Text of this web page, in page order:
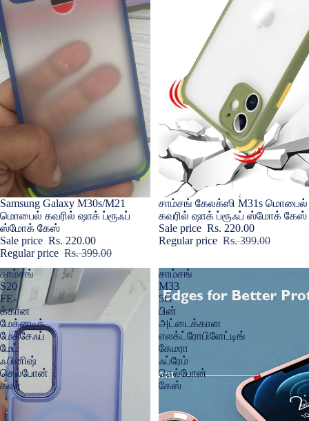
Sale
Samsung Galaxy M30s/M21
மொபைல் கவரில் ஷாக் ப்ரூஃப்
ஸ்மோக் கேஸ்
Sale price Rs. 220.00
Regular price Rs. 399.00
Sale
சாம்சங் கேலக்ஸி M31s மொபைல்
கவரில் ஷாக் ப்ரூஃப் ஸ்மோக் கேஸ்
Sale price Rs. 220.00
Regular price Rs. 399.00
சாம்சங்
S20
FE-
க்கான
மேக்னடிக்
மேக்சேஃப்
மேட்
ஃபினிஷ்
செல்போன்
கவர்
சாம்சங்
M33
5G
பின்
அட்டைக்கான
எலக்ட்ரோபிளேட்டிங்
கேமரா
ஃப்ரேம்
செல்போன்
கேஸ்